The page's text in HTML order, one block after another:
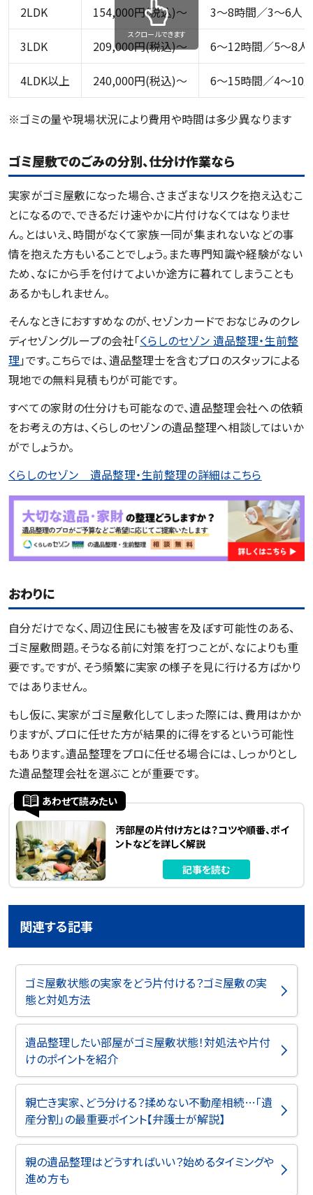
2LDK 154,000円(税込)～ 3～8時間／3～6人
3LDK 209,000円(税込)～ 6～12時間／5～8人
4LDK以上 240,000円(税込)〜 6～15時間／4～10
スクロールできます
※ゴミの量や現場状況により費用や時間は多少異なります
ゴミ屋敷でのごみの分別、仕分け作業なら
実家がゴミ屋敷になった場合、さまざまなリスクを抱え込むこ
とになるので、できるだけ速やかに片付けなくてはなりませ
ん。とはいえ、時間がなくて家族一同が集まれないなどの事
情を抱えた方もいることでしょう。また専門知識や経験がない
ため、なにから手を付けてよいか途方に暮れてしまうことも
あるかもしれません。
そんなときにおすすめなのが、セゾンカードでおなじみのクレ
ディセゾングループの会社「くらしのセゾン 遺品整理・生前整
理 」です。こちらでは、遺品整理士を含むプロのスタッフによる
現地での無料見積もりが可能です。
すべての家財の仕分けも可能なので、遺品整理会社への依頼
をお考えの方は、くらしのセゾンの遺品整理へ相談してはいか
がでしょうか。
くらしのセゾン 遺品整理・生前整理の詳細はこちら
おわりに
自分だけでなく、周辺住民にも被害を及ぼす可能性のある、
ゴミ屋敷問題。そうなる前に対策を打つことが、なによりも重
要です。ですが、そう頻繁に実家の様子を見に行ける方ばかり
ではありません。
もし仮に、実家がゴミ屋敷化してしまった際には、費用はかか
りますが、プロに任せた方が結果的に得をするという可能性
もあります。遺品整理をプロに任せる場合には、しっかりとし
た遺品整理会社を選ぶことが重要です。
あわせて読みたい
汚部屋の片付け方とは？コツや順番、ポイ
ントなどを詳しく解説
記事を読む
関連する記事
ゴミ屋敷状態の実家をどう片付ける？ゴミ屋敷の実
態と対処方法
遺品整理したい部屋がゴミ屋敷状態！対処法や片付
けのポイントを紹介
親亡き実家、どう分ける？揉めない不動産相続…「遺
産分割」の最重要ポイント【弁護士が解説】
親の遺品整理はどうすればいい？始めるタイミングや
進め方も